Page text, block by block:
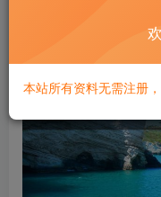
本站所有资料无需注册